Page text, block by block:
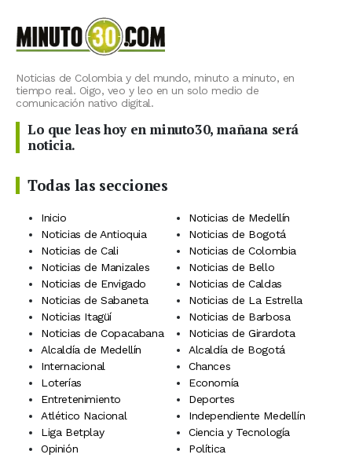
Noticias de Colombia y del mundo, minuto a minuto, en
tiempo real. Oigo, veo y leo en un solo medio de
comunicación nativo digital.
Lo que leas hoy en minuto30, mañana será
noticia.
Todas las secciones
Inicio
Noticias de Medellín
Noticias de Antioquia
Noticias de Bogotá
Noticias de Cali
Noticias de Colombia
Noticias de Manizales
Noticias de Bello
Noticias de Envigado
Noticias de Caldas
Noticias de Sabaneta
Noticias de La Estrella
Noticias Itagüí
Noticias de Barbosa
Noticias de Copacabana
Noticias de Girardota
Alcaldía de Medellín
Alcaldía de Bogotá
Internacional
Chances
Loterías
Economía
Entretenimiento
Deportes
Atlético Nacional
Independiente Medellín
Liga Betplay
Ciencia y Tecnología
Opinión
Política